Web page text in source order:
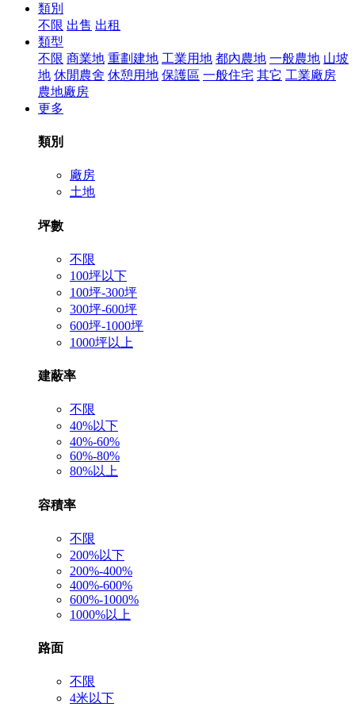
類別
不限 出售 出租
類型
不限 商業地 重劃建地 工業用地 都內農地 一般農地 山坡
地 休閒農舍 休憩用地 保護區 一般住宅 其它 工業廠房
農地廠房
更多
類別
廠房
土地
坪數
不限
100坪以下
100坪-300坪
300坪-600坪
600坪-1000坪
1000坪以上
建蔽率
不限
40%以下
40%-60%
60%-80%
80%以上
容積率
不限
200%以下
200%-400%
400%-600%
600%-1000%
1000%以上
路面
不限
4米以下